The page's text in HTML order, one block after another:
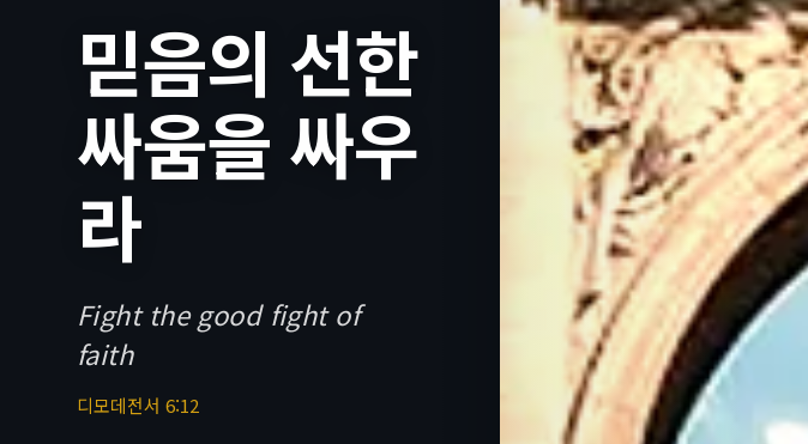
믿음의 선한
싸움을 싸우
라
Fight the good fight of
faith
디모데전서 6:12